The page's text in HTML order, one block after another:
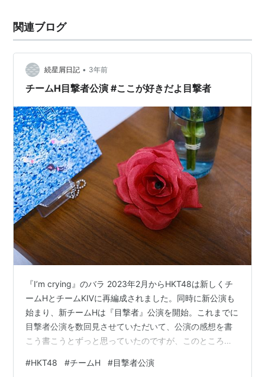
関連ブログ
続星屑日記 • 3年前
チームH目撃者公演 #ここが好きだよ目撃者
『I’m crying』のバラ 2023年2月からHKT48は新しくチ
ームHとチームKⅣに再編成されました。同時に新公演も
始まり、新チームHは『目撃者』公演を開始。これまでに
目撃者公演を数回見させていただいて、公演の感想を書
こう書こうとずっと思っていたのですが、このところブ
イートしても、まとまって書くことからは遠ざかってい
#HKT48 #チームH #目撃者公演